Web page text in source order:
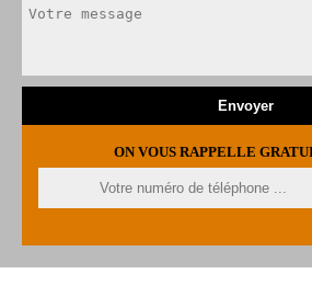
ON VOUS RAPPELLE